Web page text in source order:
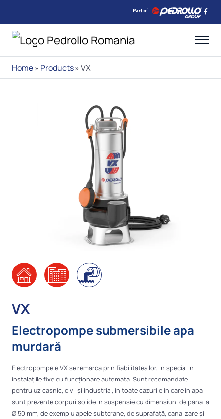
Home» Products» VX
VX
Electropompe submersibile apa
murdară
Electropompele VX se remarca prin fiabilitatea lor, in special in
instalațiile fixe cu funcționare automata. Sunt recomandate
pentru uz casnic, civil și industrial, in toate cazurile in care in apa
sunt prezente corpuri solide in suspensie cu dimensiuni de pana la
Ø 50 mm, de exemplu apele subterane, de suprafață, canalizare și